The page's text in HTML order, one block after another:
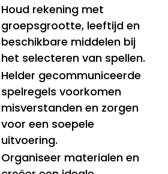
Houd rekening met
groepsgrootte, leeftijd en
beschikbare middelen bij
het selecteren van spellen.
Helder gecommuniceerde
spelregels voorkomen
misverstanden en zorgen
voor een soepele
uitvoering.
Organiseer materialen en